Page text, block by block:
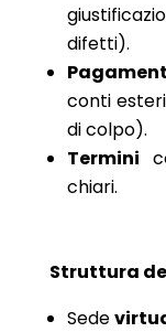
difetti).
conti
di colpo).
Termini
chiari.
Struttura
Sede